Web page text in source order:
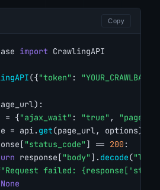
Copy
import CrawlingAPI
({"token" :
= {
"ajax_wait" : "true" ,
= api.
get(page_url, options)
"status_code" ] == 200 :
response[ "body" ]. decode(
failed:
None